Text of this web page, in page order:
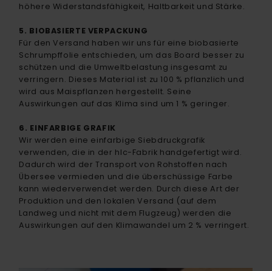
höhere Widerstandsfähigkeit, Haltbarkeit und Stärke.
5. BIOBASIERTE VERPACKUNG
Für den Versand haben wir uns für eine biobasierte
Schrumpffolie entschieden, um das Board besser zu
schützen und die Umweltbelastung insgesamt zu
verringern. Dieses Material ist zu 100 % pflanzlich und
wird aus Maispflanzen hergestellt. Seine
Auswirkungen auf das Klima sind um 1 % geringer.
6. EINFARBIGE GRAFIK
Wir werden eine einfarbige Siebdruckgrafik
verwenden, die in der hlc-Fabrik handgefertigt wird.
Dadurch wird der Transport von Rohstoffen nach
Übersee vermieden und die überschüssige Farbe
kann wiederverwendet werden. Durch diese Art der
Produktion und den lokalen Versand (auf dem
Landweg und nicht mit dem Flugzeug) werden die
Auswirkungen auf den Klimawandel um 2 % verringert.